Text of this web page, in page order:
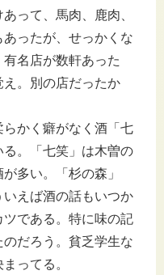
って、馬肉、鹿肉、
ったが、せっかくな
名店が数軒あった
。別の店だったか
かく癖がなく酒「七
。「七笑」は木曽の
多い。「杉の森」
いえば酒の話もいつか
である。特に味の記
だろう。貧乏学生な
ってる。